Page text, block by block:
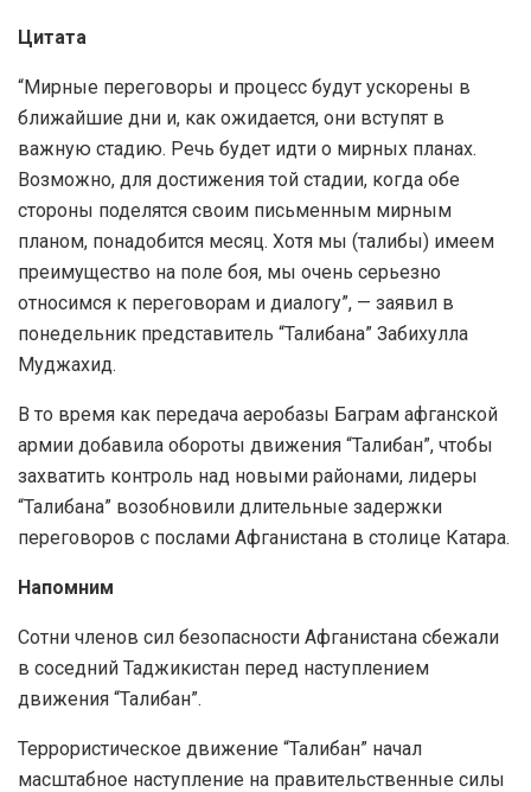
Цитата
“Мирные переговоры и процесс будут ускорены в
ближайшие дни и, как ожидается, они вступят в
важную стадию. Речь будет идти о мирных планах.
Возможно, для достижения той стадии, когда обе
стороны поделятся своим письменным мирным
планом, понадобится месяц. Хотя мы (талибы) имеем
преимущество на поле боя, мы очень серьезно
относимся к переговорам и диалогу”, — заявил в
понедельник представитель “Талибана” Забихулла
Муджахид.
В то время как передача аеробазы Баграм афганской
армии добавила обороты движения “Талибан”, чтобы
захватить контроль над новыми районами, лидеры
“Талибана” возобновили длительные задержки
переговоров с послами Афганистана в столице Катара.
Напомним
Сотни членов сил безопасности Афганистана сбежали
в соседний Таджикистан перед наступлением
движения “Талибан”.
Террористическое движение “Талибан” начал
масштабное наступление на правительственные силы